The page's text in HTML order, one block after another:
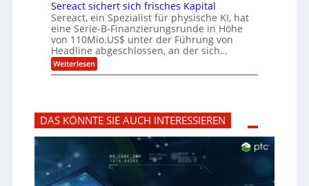
u
c
k
n
-
u
n
d
A
n
l
n
b
a
g
r
a
f
i
e
:
f
z
e
i
o
t
o
l
a
b
s
-
R
r
t
i
i
Sereact sichert sich frisches Kapital
Sereact, ein Spezialist für physische KI, hat
eine Serie-B-Finanzierungsrunde in Höhe
von 110Mio.US$ unter der Führung von
Headline abgeschlossen, an der sich…
Weiterlesen:
S
a
c
t
s
e
DAS KÖNNTE SIE AUCH INTERESSIEREN